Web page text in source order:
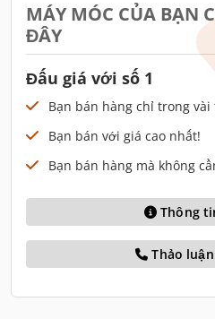
MÁY MÓC CỦA BẠN
ĐÂY
Đấu giá với số 1
Bạn bán hàng chỉ trong vài
Bạn bán với giá cao nhất!
Bạn bán hàng mà không
Thông
Thảo